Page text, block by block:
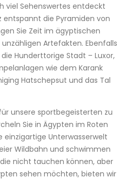
viel Sehenswertes entdeckt
entspannt die Pyramiden von
Sie Zeit im ägyptischen
Artefakten. Ebenfalls
Hunderttorige Stadt – Luxor,
wie dem Karank
Hatschepsut und das Tal
unsere sportbegeisterten zu
Sie in Ägypten im Roten
einzigartige Unterwasserwelt
Wildbahn und schwimmen
nicht tauchen können, aber
sehen möchten, bieten wir